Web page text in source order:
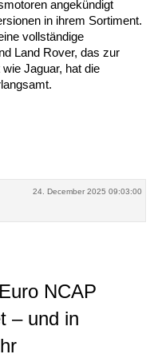
angekündigt
in ihrem Sortiment.
vollständige
Land Rover, das zur
Jaguar, hat die
24. December 2025 09:03:00
NCAP
– und in